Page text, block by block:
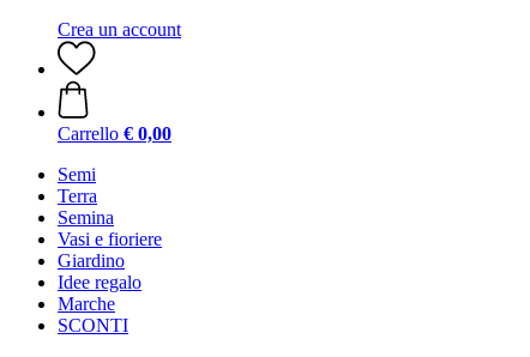
Crea un account
Carrello € 0,00
Semi
Terra
Semina
Vasi e fioriere
Giardino
Idee regalo
Marche
SCONTI